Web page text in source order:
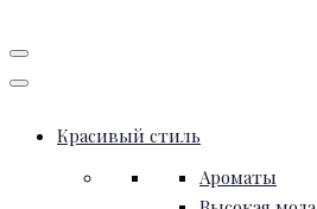
Красивый стиль
Ароматы